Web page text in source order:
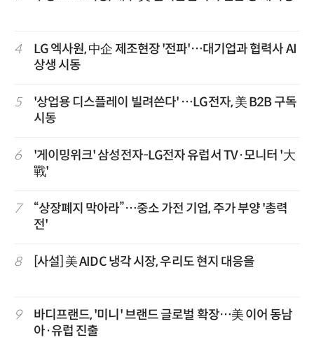
4
LG 엑사원, 中企 제조현장 '전파'…대기업과 협력사 AI
상생 시동
5
'상업용 디스플레이 빌려쓴다' …LG전자, 美 B2B 구독
시동
6
'게이밍위크' 삼성전자-LG전자 유럽서 TV·모니터 '大
戰'
7
“상장폐지 막아라”…중소 가전 기업, 주가 부양 '총력
전'
8 [사설] 美 AIDC 냉각 시장, 우리도 현지 대응을
9
바디프랜드, '미니' 브랜드 글로벌 확장…美 이어 동남
아·유럽 진출